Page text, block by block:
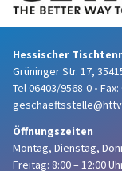
Hessischer
Grüninger Str. 17,
Tel 06403/9568-0 •
Öffnungszeiten
Montag, Dienstag,
Freitag: 8:00 – 12:00